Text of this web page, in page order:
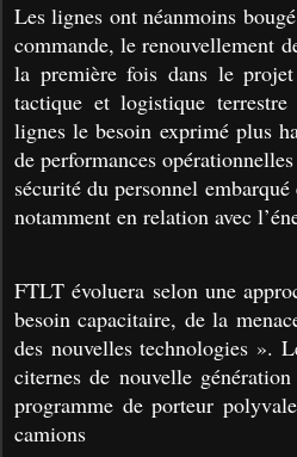
Les lignes ont néanmoins
commande, le renouvellement
la première fois dans le
tactique et logistique
lignes le besoin exprimé plus
de performances
sécurité du personnel
notamment en relation avec
FTLT évoluera selon une
besoin capacitaire, de la
des nouvelles technologies ».
citernes de nouvelle
programme de porteur
camions